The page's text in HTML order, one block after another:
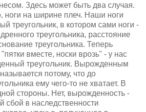
Здесь может быть два случая.
ноги на ширине плеч. Наши ноги
треугольник, в котором сами ноги -
треугольника, расстояние
треугольника. Теперь
вместе, носки врозь" - у нас
треугольник. Вырожденным
потому, что до
ему чего-то не хватает. В
стороны. Нет, вырожденность -
сбой в наследственности